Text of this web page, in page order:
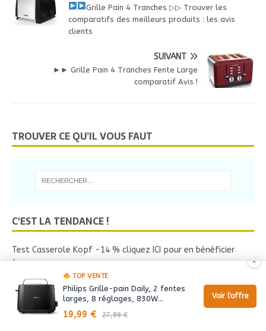
Grille Pain 4 Tranches ▷▷ Trouver les
comparatifs des meilleurs produits : les avis
clients
SUIVANT
►► Grille Pain 4 Tranches Fente Large
comparatif Avis !
TROUVER CE QU’IL VOUS FAUT
C'EST LA TENDANCE !
Test Casserole Kopf -14 % cliquez ICI pour en bénéficier
6 views
Réduction immédiate Extracteur De Jus Xl Magimix >>> -20
% cliquez Maintenant pour en bénéficier
5 views
×
TOP VENTE
Philips Grille-pain Daily, 2 fentes
larges, 8 réglages, 830W…
19,99 € 27,99 €
Voir l'offre